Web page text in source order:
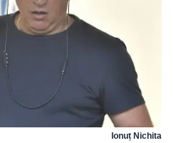
Ionuț Nichita